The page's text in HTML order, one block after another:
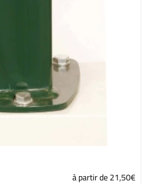
à partir de 21,50€